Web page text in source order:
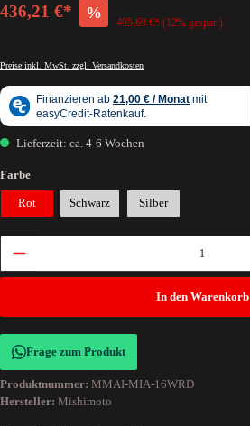
436,21 €* %
495,69 €* (12% gespart)
Preise inkl. MwSt. zzgl. Versandkosten
Lieferzeit: ca. 4-6 Wochen
Farbe
Rot Schwarz Silber
In den Warenkorb
Frage zum Produkt
Produktnummer: MMAI-MIA-16WRD
Hersteller: Mishimoto